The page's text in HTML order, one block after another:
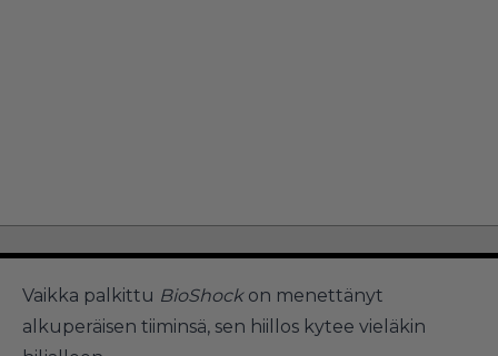
Vaikka palkittu BioShock on menettänyt
alkuperäisen tiiminsä, sen hiillos kytee vieläkin